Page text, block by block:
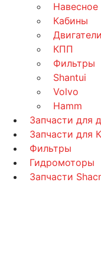
Кабины
Двигатели
КПП
Фильтры
Shantui
Volvo
Hamm
Запчасти для
Запчасти для
Фильтры
Гидромоторы
Запчасти